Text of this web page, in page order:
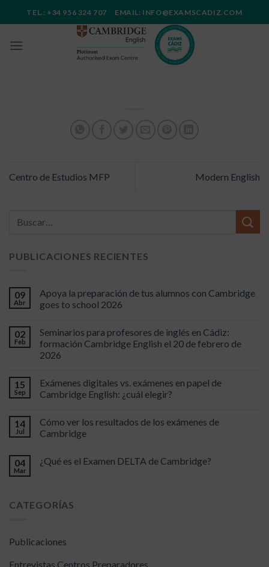
al
TEL.: +34 956 324 707 EMAIL: INFO@EXAMSCADIZ.COM
Centro de Estudios MFP Modern English
PUBLICACIONES RECIENTES
09
Abr
Apoya la preparación de tus alumnos con Cambridge
goes to school 2026
02
Feb
Seminarios para profesores de inglés en Cádiz:
formación Cambridge English el 20 de febrero de
2026
15
Sep
Exámenes digitales vs. exámenes en papel de
Cambridge English: ¿cuál elegir?
14
Jul
Cómo ver los resultados de los exámenes de
Cambridge
04
Mar
¿Qué es el Examen DELTA de Cambridge?
CATEGORÍAS
Publicaciones
Entrevistas Centros Preparadores